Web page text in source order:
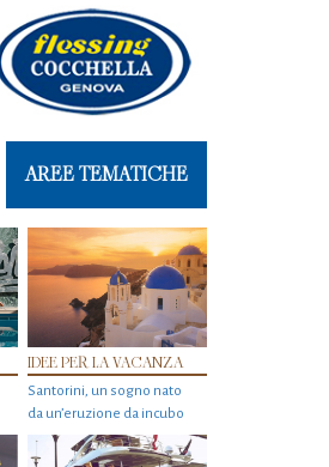
AREE TEMATICHE
IDEE PER LA VACANZA
Santorini, un sogno nato
da un’eruzione da incubo